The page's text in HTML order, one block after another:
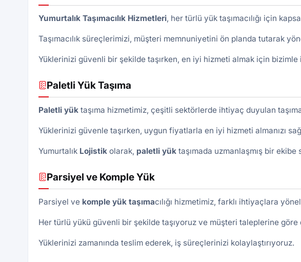
Yumurtalık Taşımacılık Hizmetleri, her türlü yük taşımacılığı için
Taşımacılık süreçlerimizi, müşteri memnuniyetini ön planda tutarak
Yüklerinizi güvenli bir şekilde taşırken, en iyi hizmeti almak için
Paletli Yük Taşıma
Paletli yüktaşıma hizmetimiz, çeşitli sektörlerde ihtiyaç duyulan
Yüklerinizi güvenle taşırken, uygun fiyatlarla en iyi hizmeti almanızı
Yumurtalık Lojistikolarak, paletli yüktaşımada uzmanlaşmış bir ekibe
Parsiyel ve Komple Yük
Parsiyel ve komple yük taşımacılığı hizmetimiz, farklı ihtiyaçlara
Her türlü yükü güvenli bir şekilde taşıyoruz ve müşteri taleplerine göre
Yüklerinizi zamanında teslim ederek, iş süreçlerinizi kolaylaştırıyoruz.